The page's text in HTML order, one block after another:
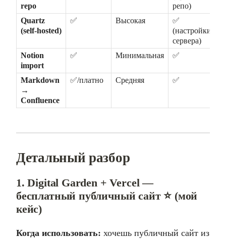
repo
репо)
Quartz
(self-hosted)
✅ Высокая
✅
(настройки
сервера)
Notion
import
✅ Минимальная ✅
Markdown
→
Confluence
✅/платно Средняя ✅
Детальный разбор
1. Digital Garden + Vercel —
бесплатный публичный сайт ⭐ (мой
кейс)
Когда использовать: хочешь публичный сайт из